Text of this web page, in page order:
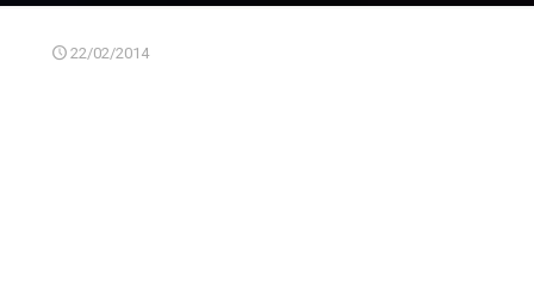
22/02/2014